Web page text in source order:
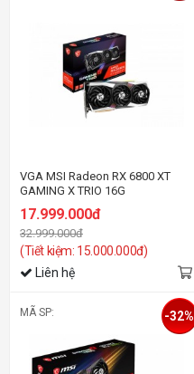
VGA MSI Radeon RX 6800 XT
GAMING X TRIO 16G
17.999.000đ
32.999.000đ
(Tiết kiệm: 15.000.000đ)
Liên hệ
MÃ SP: -32%